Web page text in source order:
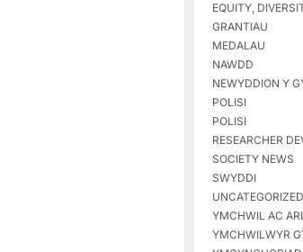
EQUITY,
GRANTIAU
MEDALAU
NAWDD
NEWYDDION Y
POLISI
POLISI
RESEARCHER
SOCIETY NEWS
SWYDDI
YMCHWIL AC
YMCHWILWYR